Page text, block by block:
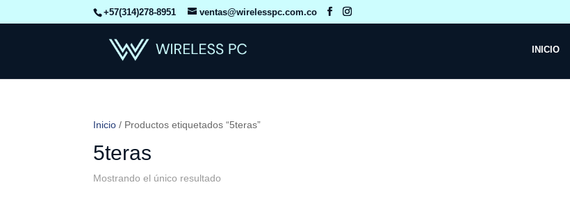
+57(314)278-8951 ventas@wirelesspc.com.co
INICIO
Inicio / Productos etiquetados “5teras”
5teras
Mostrando el único resultado